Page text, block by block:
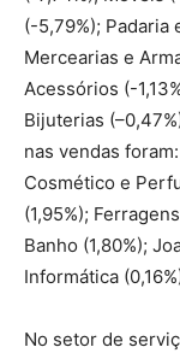
(-5,79%); Padaria
Mercearias e
Acessórios (-
Bijuterias
nas vendas
Cosmético e
(1,95%);
Banho (1,80%);
Informática
No setor de